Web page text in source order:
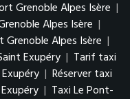
Grenoble Alpes Isère |
Alpes Isère |
Alpes Isère |
Exupéry | Tarif taxi
| Réserver taxi
| Taxi Le Pont-